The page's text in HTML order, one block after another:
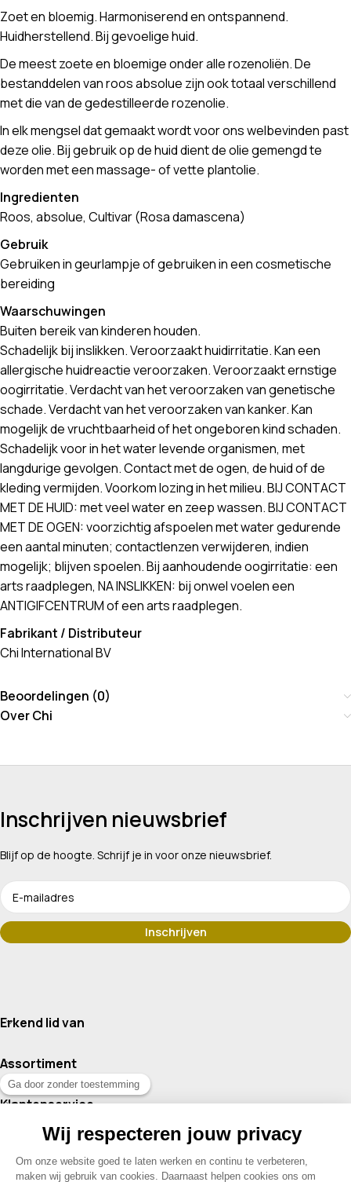
Zoet en bloemig. Harmoniserend en ontspannend.
Huidherstellend. Bij gevoelige huid.
De meest zoete en bloemige onder alle rozenoliën. De
bestanddelen van roos absolue zijn ook totaal verschillend
met die van de gedestilleerde rozenolie.
In elk mengsel dat gemaakt wordt voor ons welbevinden past
deze olie. Bij gebruik op de huid dient de olie gemengd te
worden met een massage- of vette plantolie.
Ingredienten
Roos, absolue, Cultivar (Rosa damascena)
Gebruik
Gebruiken in geurlampje of gebruiken in een cosmetische
bereiding
Waarschuwingen
Buiten bereik van kinderen houden.
Schadelijk bij inslikken. Veroorzaakt huidirritatie. Kan een
allergische huidreactie veroorzaken. Veroorzaakt ernstige
oogirritatie. Verdacht van het veroorzaken van genetische
schade. Verdacht van het veroorzaken van kanker. Kan
mogelijk de vruchtbaarheid of het ongeboren kind schaden.
Schadelijk voor in het water levende organismen, met
langdurige gevolgen. Contact met de ogen, de huid of de
kleding vermijden. Voorkom lozing in het milieu. BIJ CONTACT
MET DE HUID: met veel water en zeep wassen. BIJ CONTACT
MET DE OGEN: voorzichtig afspoelen met water gedurende
een aantal minuten; contactlenzen verwijderen, indien
mogelijk; blijven spoelen. Bij aanhoudende oogirritatie: een
arts raadplegen, NA INSLIKKEN: bij onwel voelen een
ANTIGIFCENTRUM of een arts raadplegen.
Fabrikant / Distributeur
Chi International BV
Beoordelingen (0)
Over Chi
Inschrijven nieuwsbrief
Blijf op de hoogte. Schrijf je in voor onze nieuwsbrief.
Erkend lid van
Assortiment
Klantenservice
Contact
© 2026 Drogisterij Het Geheim | Alle rechten voorbehouden |